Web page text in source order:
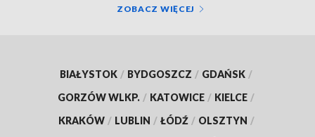
ZOBACZ WIĘCEJ
BIAŁYSTOK / BYDGOSZCZ / GDAŃSK /
GORZÓW WLKP. / KATOWICE / KIELCE /
KRAKÓW / LUBLIN / ŁÓDŹ / OLSZTYN /